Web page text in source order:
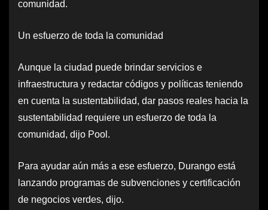
comunidad.
Un esfuerzo de toda la comunidad
Aunque la ciudad puede brindar servicios e
infraestructura y redactar códigos y políticas teniendo
en cuenta la sustentabilidad, dar pasos reales hacia la
sustentabilidad requiere un esfuerzo de toda la
comunidad, dijo Pool.
Para ayudar aún más a ese esfuerzo, Durango está
lanzando programas de subvenciones y certificación
de negocios verdes, dijo.